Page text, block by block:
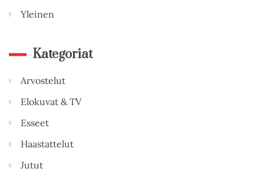
Yleinen
Kategoriat
Arvostelut
Elokuvat & TV
Esseet
Haastattelut
Jutut